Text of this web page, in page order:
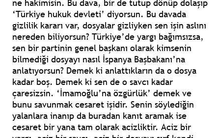
ne hakimisin. Bu dava, bir de tutup dönüp dolaşıp
‘Türkiye hukuk devleti’ diyorsun. Bu davada
gizlilik kararı var, dosyalar gizliyken sen işin aslını
nereden biliyorsun? Türkiye’de yargı bağımsızsa,
sen bir partinin genel başkanı olarak kimsenin
bilmediği dosyayı nasıl İspanya Başbakanı’na
anlatıyorsun? Demek ki anlattıkların da o dosya
kadar boş. Demek ki sen de o savcı kadar
çaresizsin. ‘İmamoğlu’na özgürlük’ demek ve
bunu savunmak cesaret işidir. Senin söylediğin
yalanlara inanıp da buradan kanıt aramak ise
cesaret bir yana tam olarak acizliktir. Aciz bir